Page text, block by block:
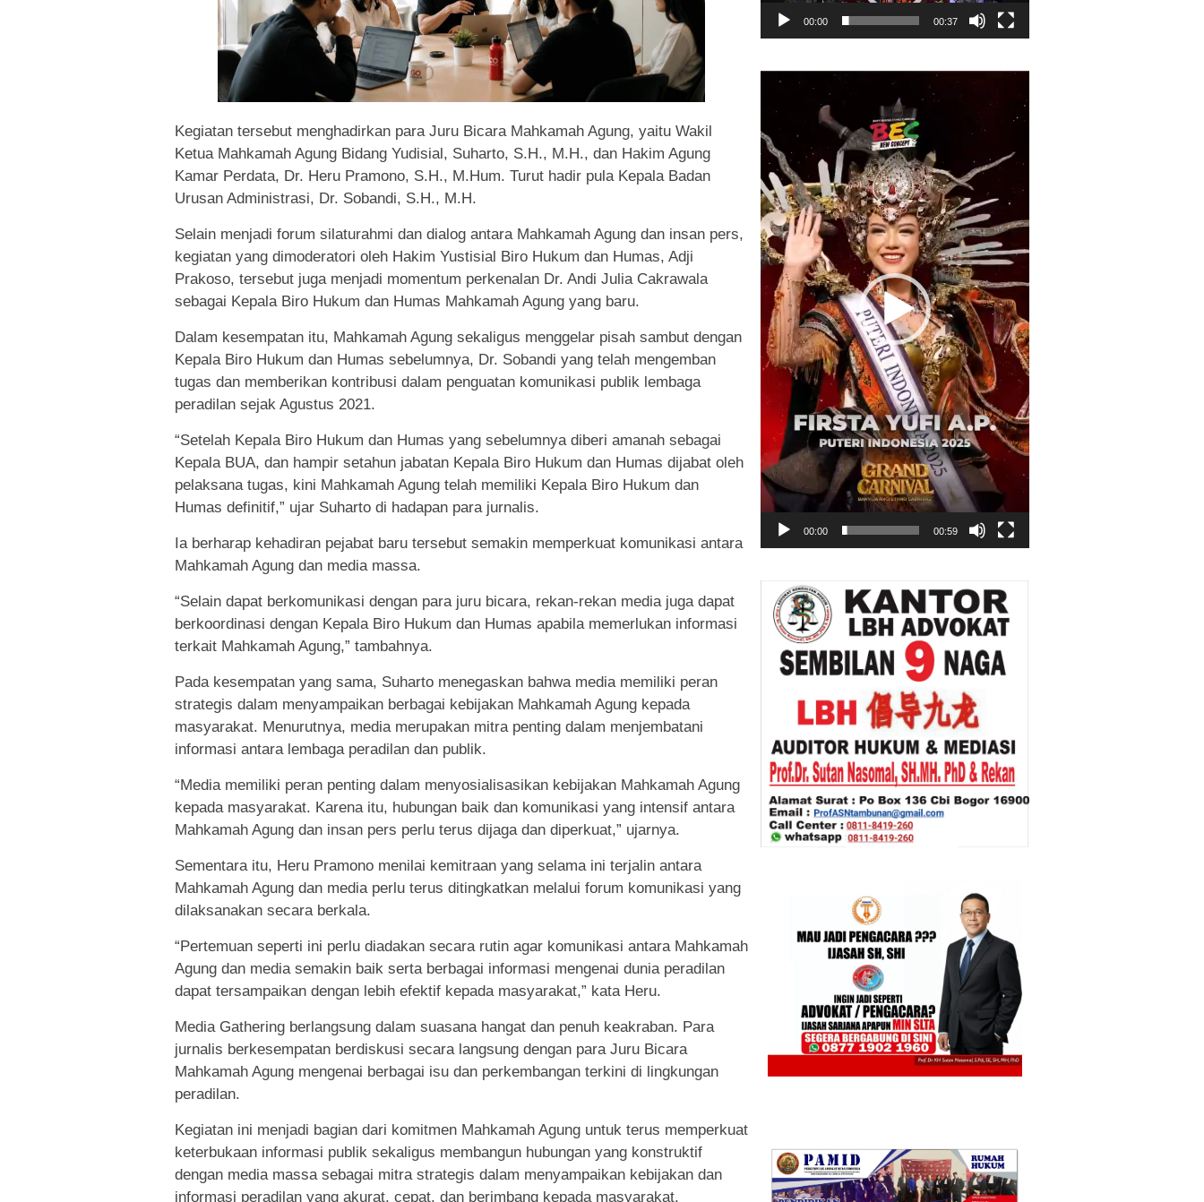
Kegiatan tersebut menghadirkan para Juru Bicara Mahkamah Agung, yaitu Wakil
Ketua Mahkamah Agung Bidang Yudisial, Suharto, S.H., M.H., dan Hakim Agung
Kamar Perdata, Dr. Heru Pramono, S.H., M.Hum. Turut hadir pula Kepala Badan
Urusan Administrasi, Dr. Sobandi, S.H., M.H.
Selain menjadi forum silaturahmi dan dialog antara Mahkamah Agung dan insan pers,
kegiatan yang dimoderatori oleh Hakim Yustisial Biro Hukum dan Humas, Adji
Prakoso, tersebut juga menjadi momentum perkenalan Dr. Andi Julia Cakrawala
sebagai Kepala Biro Hukum dan Humas Mahkamah Agung yang baru.
Dalam kesempatan itu, Mahkamah Agung sekaligus menggelar pisah sambut dengan
Kepala Biro Hukum dan Humas sebelumnya, Dr. Sobandi yang telah mengemban
tugas dan memberikan kontribusi dalam penguatan komunikasi publik lembaga
peradilan sejak Agustus 2021.
“Setelah Kepala Biro Hukum dan Humas yang sebelumnya diberi amanah sebagai
Kepala BUA, dan hampir setahun jabatan Kepala Biro Hukum dan Humas dijabat oleh
pelaksana tugas, kini Mahkamah Agung telah memiliki Kepala Biro Hukum dan
Humas definitif,” ujar Suharto di hadapan para jurnalis.
Ia berharap kehadiran pejabat baru tersebut semakin memperkuat komunikasi antara
Mahkamah Agung dan media massa.
“Selain dapat berkomunikasi dengan para juru bicara, rekan-rekan media juga dapat
berkoordinasi dengan Kepala Biro Hukum dan Humas apabila memerlukan informasi
terkait Mahkamah Agung,” tambahnya.
Pada kesempatan yang sama, Suharto menegaskan bahwa media memiliki peran
strategis dalam menyampaikan berbagai kebijakan Mahkamah Agung kepada
masyarakat. Menurutnya, media merupakan mitra penting dalam menjembatani
informasi antara lembaga peradilan dan publik.
“Media memiliki peran penting dalam menyosialisasikan kebijakan Mahkamah Agung
kepada masyarakat. Karena itu, hubungan baik dan komunikasi yang intensif antara
Mahkamah Agung dan insan pers perlu terus dijaga dan diperkuat,” ujarnya.
Sementara itu, Heru Pramono menilai kemitraan yang selama ini terjalin antara
Mahkamah Agung dan media perlu terus ditingkatkan melalui forum komunikasi yang
dilaksanakan secara berkala.
“Pertemuan seperti ini perlu diadakan secara rutin agar komunikasi antara Mahkamah
Agung dan media semakin baik serta berbagai informasi mengenai dunia peradilan
dapat tersampaikan dengan lebih efektif kepada masyarakat,” kata Heru.
Media Gathering berlangsung dalam suasana hangat dan penuh keakraban. Para
jurnalis berkesempatan berdiskusi secara langsung dengan para Juru Bicara
Mahkamah Agung mengenai berbagai isu dan perkembangan terkini di lingkungan
peradilan.
Kegiatan ini menjadi bagian dari komitmen Mahkamah Agung untuk terus memperkuat
keterbukaan informasi publik sekaligus membangun hubungan yang konstruktif
dengan media massa sebagai mitra strategis dalam menyampaikan kebijakan dan
informasi peradilan yang akurat, cepat, dan berimbang kepada masyarakat.
00:00 00:37
Pemutar
00:00 00:59